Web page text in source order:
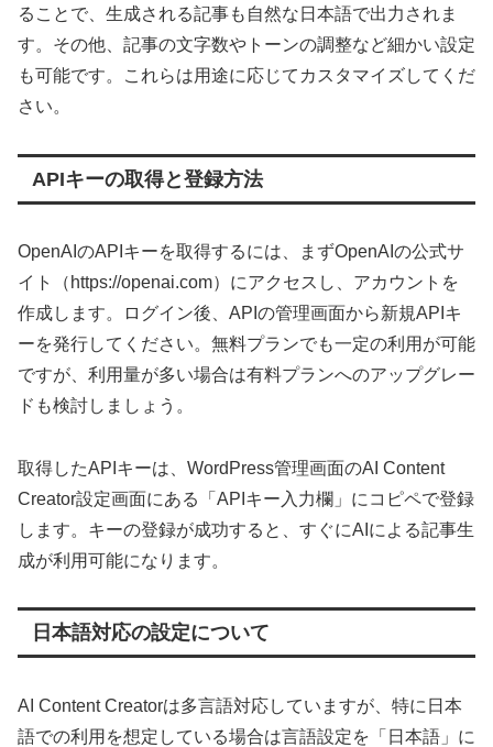
ることで、生成される記事も自然な日本語で出力されま
す。その他、記事の文字数やトーンの調整など細かい設定
も可能です。これらは用途に応じてカスタマイズしてくだ
さい。
APIキーの取得と登録方法
OpenAIのAPIキーを取得するには、まずOpenAIの公式サ
イト（https://openai.com）にアクセスし、アカウントを
作成します。ログイン後、APIの管理画面から新規APIキ
ーを発行してください。無料プランでも一定の利用が可能
ですが、利用量が多い場合は有料プランへのアップグレー
ドも検討しましょう。
取得したAPIキーは、WordPress管理画面のAI Content
Creator設定画面にある「APIキー入力欄」にコピペで登録
します。キーの登録が成功すると、すぐにAIによる記事生
成が利用可能になります。
日本語対応の設定について
AI Content Creatorは多言語対応していますが、特に日本
語での利用を想定している場合は言語設定を「日本語」に